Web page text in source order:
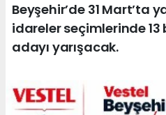
Beyşehir’de 31 Mart’ta
idareler seçimlerinde
adayı yarışacak.